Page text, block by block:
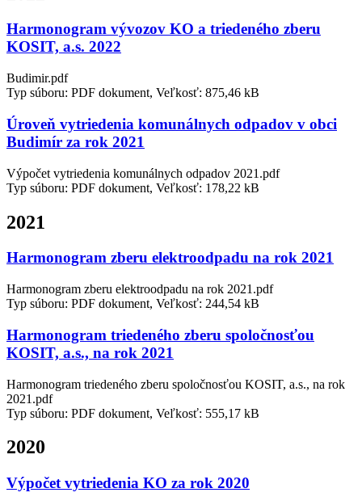
Harmonogram vývozov KO a triedeného zberu
KOSIT, a.s. 2022
Budimir.pdf
Typ súboru: PDF dokument, Veľkosť: 875,46 kB
Úroveň vytriedenia komunálnych odpadov v obci
Budimír za rok 2021
Výpočet vytriedenia komunálnych odpadov 2021.pdf
Typ súboru: PDF dokument, Veľkosť: 178,22 kB
2021
Harmonogram zberu elektroodpadu na rok 2021
Harmonogram zberu elektroodpadu na rok 2021.pdf
Typ súboru: PDF dokument, Veľkosť: 244,54 kB
Harmonogram triedeného zberu spoločnosťou
KOSIT, a.s., na rok 2021
Harmonogram triedeného zberu spoločnosťou KOSIT, a.s., na rok
2021.pdf
Typ súboru: PDF dokument, Veľkosť: 555,17 kB
2020
Výpočet vytriedenia KO za rok 2020